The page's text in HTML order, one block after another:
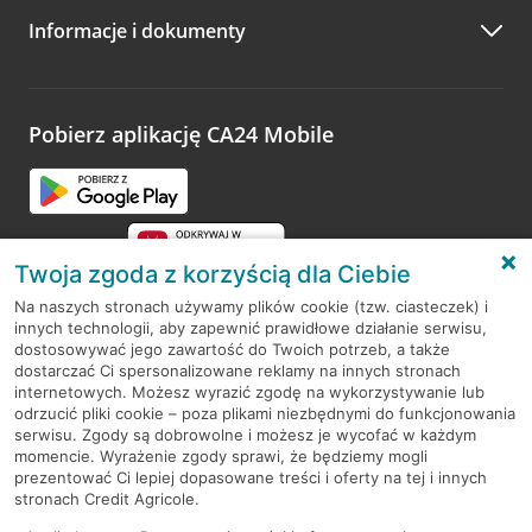
Zachęcamy do podzielenia się z nami opinią o wizycie.
opinie.
Informacje i dokumenty
Pobierz aplikację CA24 Mobile
RODO
Regulamin serwisu
Mapa serwisu
PolitykaCookies
Twoja zgoda z korzyścią dla Ciebie
Na naszych stronach używamy plików cookie (tzw. ciasteczek) i
innych technologii, aby zapewnić prawidłowe działanie serwisu,
dostosowywać jego zawartość do Twoich potrzeb, a także
dostarczać Ci spersonalizowane reklamy na innych stronach
internetowych. Możesz wyrazić zgodę na wykorzystywanie lub
odrzucić pliki cookie – poza plikami niezbędnymi do funkcjonowania
serwisu. Zgody są dobrowolne i możesz je wycofać w każdym
momencie. Wyrażenie zgody sprawi, że będziemy mogli
prezentować Ci lepiej dopasowane treści i oferty na tej i innych
stronach Credit Agricole.